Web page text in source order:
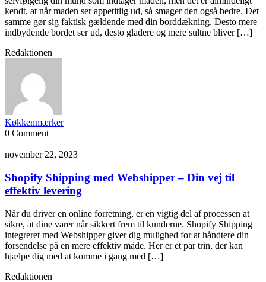
kendt, at når maden ser appetitlig ud, så smager den også bedre. Det
samme gør sig faktisk gældende med din borddækning. Desto mere
indbydende bordet ser ud, desto gladere og mere sultne bliver […]
Redaktionen
Køkkenmærker
0 Comment
november 22, 2023
Shopify Shipping med Webshipper – Din vej til
effektiv levering
Når du driver en online forretning, er en vigtig del af processen at
sikre, at dine varer når sikkert frem til kunderne. Shopify Shipping
integreret med Webshipper giver dig mulighed for at håndtere din
forsendelse på en mere effektiv måde. Her er et par trin, der kan
hjælpe dig med at komme i gang med […]
Redaktionen